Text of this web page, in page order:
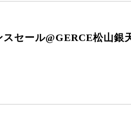
セール@GERCE松山銀